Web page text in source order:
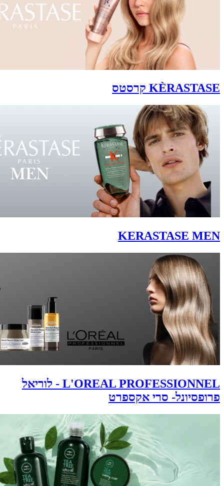
KÈRASTASE קרסטס
KERASTASE MEN
L'OREAL PROFESSIONNEL - לוריאל
פרופסיונל- סרי אקספרט